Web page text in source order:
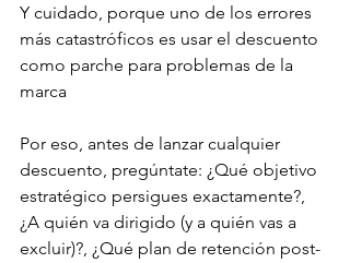
Y cuidado, porque uno de los errores
más catastróficos es usar el descuento
como parche para problemas de la
marca
Por eso, antes de lanzar cualquier
descuento, pregúntate: ¿Qué objetivo
estratégico persigues exactamente?,
¿A quién va dirigido (y a quién vas a
excluir)?, ¿Qué plan de retención post-